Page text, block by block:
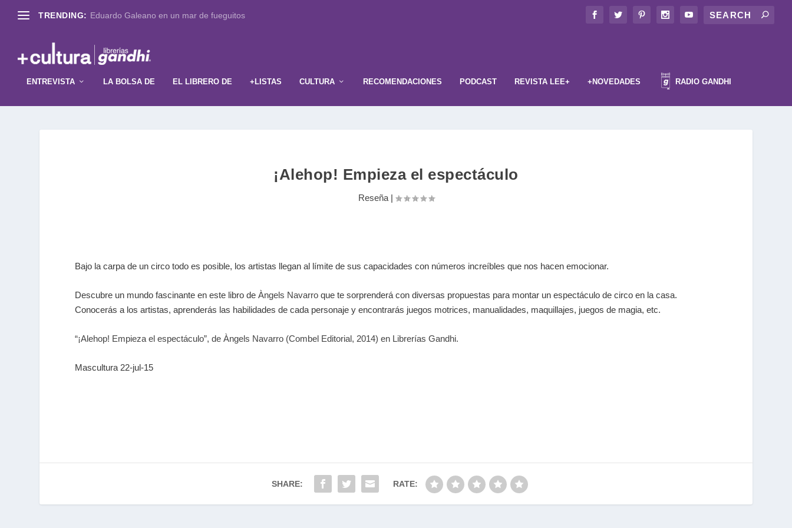
TRENDING: Eduardo Galeano en un mar de fueguitos
ENTREVISTA LA BOLSA DE EL LIBRERO DE +LISTAS CULTURA RECOMENDACIONES PODCAST REVISTA LEE+ +NOVEDADES RADIO GANDHI
¡Alehop! Empieza el espectáculo
Reseña|
Bajo la carpa de un circo todo es posible, los artistas llegan al límite de sus capacidades con números increíbles que nos hacen emocionar.
Descubre un mundo fascinante en este libro de Àngels Navarro que te sorprenderá con diversas propuestas para montar un espectáculo de circo en la casa.
Conocerás a los artistas, aprenderás las habilidades de cada personaje y encontrarás juegos motrices, manualidades, maquillajes, juegos de magia, etc.
“¡Alehop! Empieza el espectáculo”, de Àngels Navarro (Combel Editorial, 2014) en Librerías Gandhi.
Mascultura 22-jul-15
SHARE: RATE: